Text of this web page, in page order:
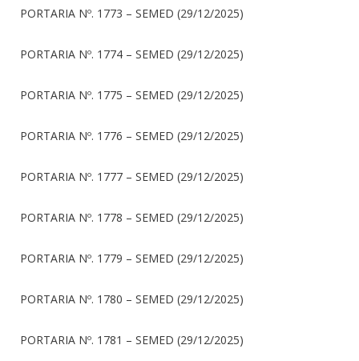
PORTARIA Nº. 1773 – SEMED (29/12/2025)
PORTARIA Nº. 1774 – SEMED (29/12/2025)
PORTARIA Nº. 1775 – SEMED (29/12/2025)
PORTARIA Nº. 1776 – SEMED (29/12/2025)
PORTARIA Nº. 1777 – SEMED (29/12/2025)
PORTARIA Nº. 1778 – SEMED (29/12/2025)
PORTARIA Nº. 1779 – SEMED (29/12/2025)
PORTARIA Nº. 1780 – SEMED (29/12/2025)
PORTARIA Nº. 1781 – SEMED (29/12/2025)